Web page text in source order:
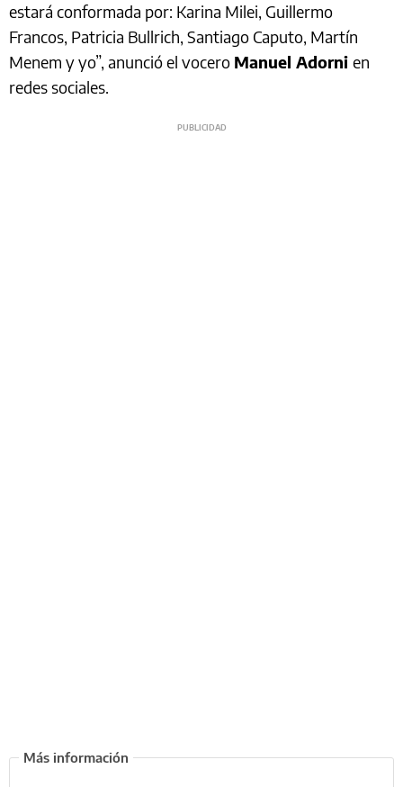
estará conformada por: Karina Milei, Guillermo
Francos, Patricia Bullrich, Santiago Caputo, Martín
Menem y yo”, anunció el vocero Manuel Adorni en
redes sociales.